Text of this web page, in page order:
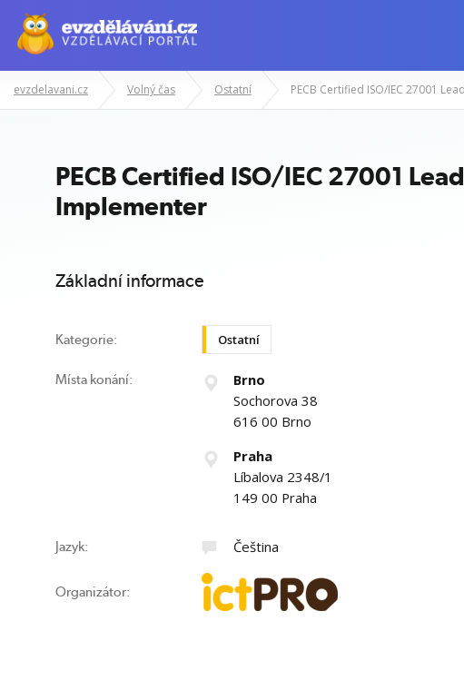
Manažerské kurzy Odborné znalosti
evzdelavani.cz Volný čas Ostatní
PECB Certified ISO/IEC 27001 Lead
Implementer
Základní informace
Kategorie: Ostatní
Místa konání:
Brno
Sochorova 38
616 00 Brno
Praha
Líbalova 2348/1
149 00 Praha
Jazyk: Čeština
Organizátor: